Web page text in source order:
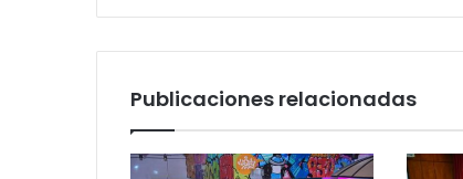
Publicaciones relacionadas